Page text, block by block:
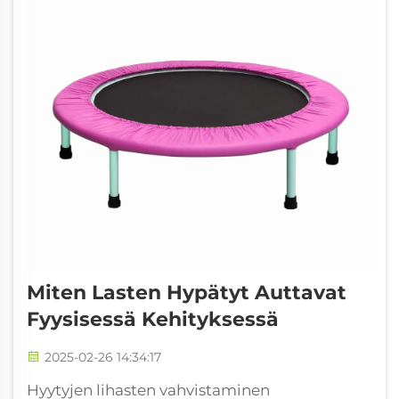
Miten Lasten Hypätyt Auttavat
Fyysisessä Kehityksessä
2025-02-26 14:34:17
Hyytyjen lihasten vahvistaminen